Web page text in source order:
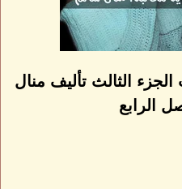
الثالث تأليف منال
الرابع